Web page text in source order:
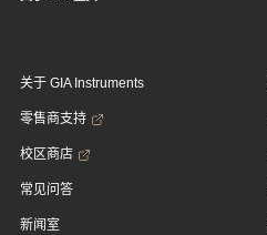
关于 GIA Instruments
零售商支持
校区商店
常见问答
新闻室